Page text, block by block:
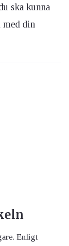
ska kunna
med din
Enligt